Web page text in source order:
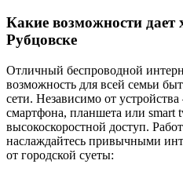
Какие возможности дает
Рубцовске
Отличный беспроводной
возможность для всей семьи
сети. Независимо от
смартфона, планшета или smart
высокоскоростной доступ.
наслаждайтесь привычными
от городской суеты: